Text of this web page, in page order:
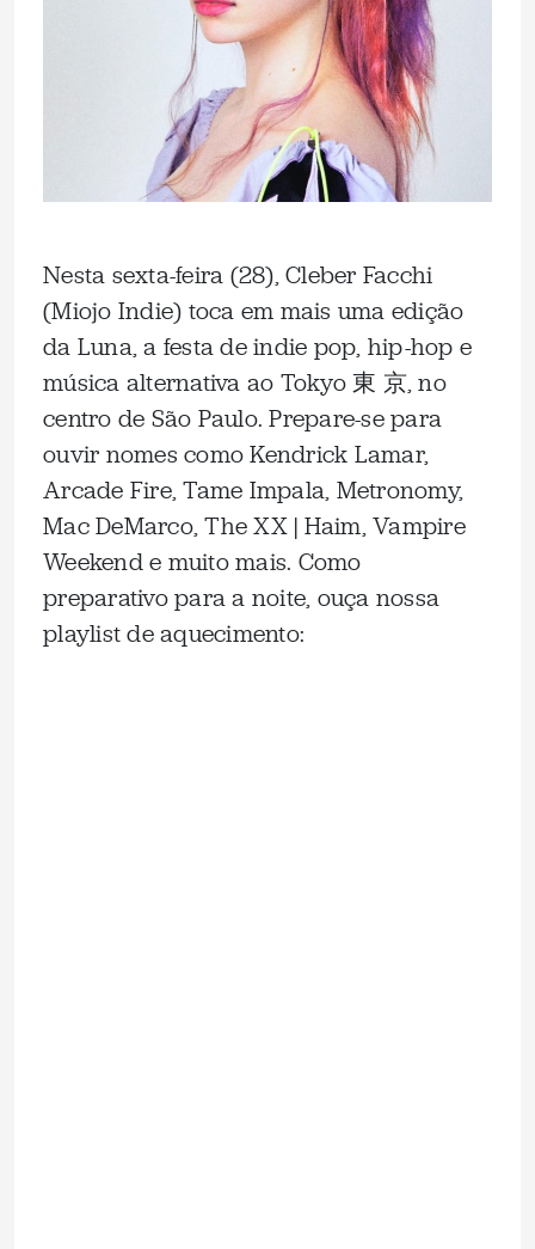
Nesta sexta-feira (28), Cleber Facchi
(Miojo Indie) toca em mais uma edição
da Luna, a festa de indie pop, hip-hop e
música alternativa ao Tokyo 東 京, no
centro de São Paulo. Prepare-se para
ouvir nomes como Kendrick Lamar,
Arcade Fire, Tame Impala, Metronomy,
Mac DeMarco, The XX | Haim, Vampire
Weekend e muito mais. Como
preparativo para a noite, ouça nossa
playlist de aquecimento: